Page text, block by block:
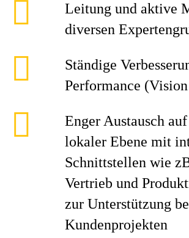
Leitung und aktive
diversen
Ständige
Performance
Enger Austausch
lokaler Ebene mit
Schnittstellen wie
Vertrieb und
zur Unterstützung
Kundenprojekten